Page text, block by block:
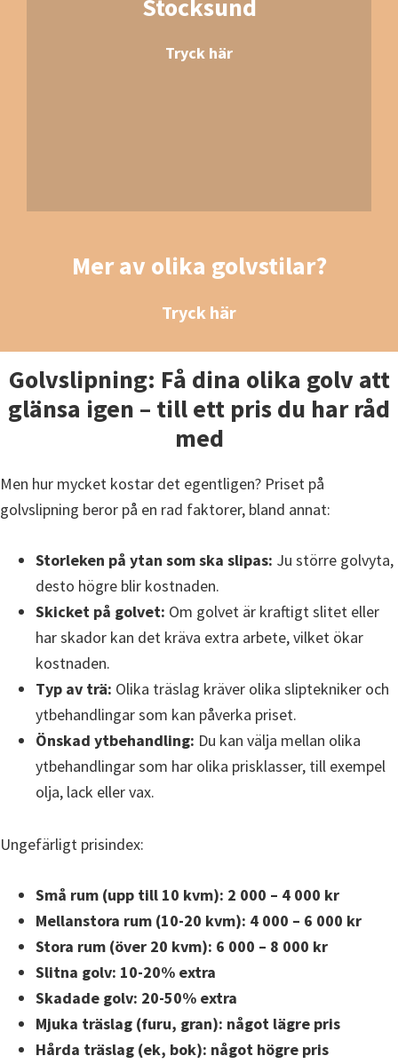
Stocksund
Tryck här
Mer av olika golvstilar?
Tryck här
Golvslipning: Få dina olika golv att
glänsa igen – till ett pris du har råd
med
Men hur mycket kostar det egentligen? Priset på
golvslipning beror på en rad faktorer, bland annat:
Storleken på ytan som ska slipas: Ju större golvyta,
desto högre blir kostnaden.
Skicket på golvet: Om golvet är kraftigt slitet eller
har skador kan det kräva extra arbete, vilket ökar
kostnaden.
Typ av trä: Olika träslag kräver olika sliptekniker och
ytbehandlingar som kan påverka priset.
Önskad ytbehandling: Du kan välja mellan olika
ytbehandlingar som har olika prisklasser, till exempel
olja, lack eller vax.
Ungefärligt prisindex:
Små rum (upp till 10 kvm): 2 000 – 4 000 kr
Mellanstora rum (10-20 kvm): 4 000 – 6 000 kr
Stora rum (över 20 kvm): 6 000 – 8 000 kr
Slitna golv: 10-20% extra
Skadade golv: 20-50% extra
Mjuka träslag (furu, gran): något lägre pris
Hårda träslag (ek, bok): något högre pris